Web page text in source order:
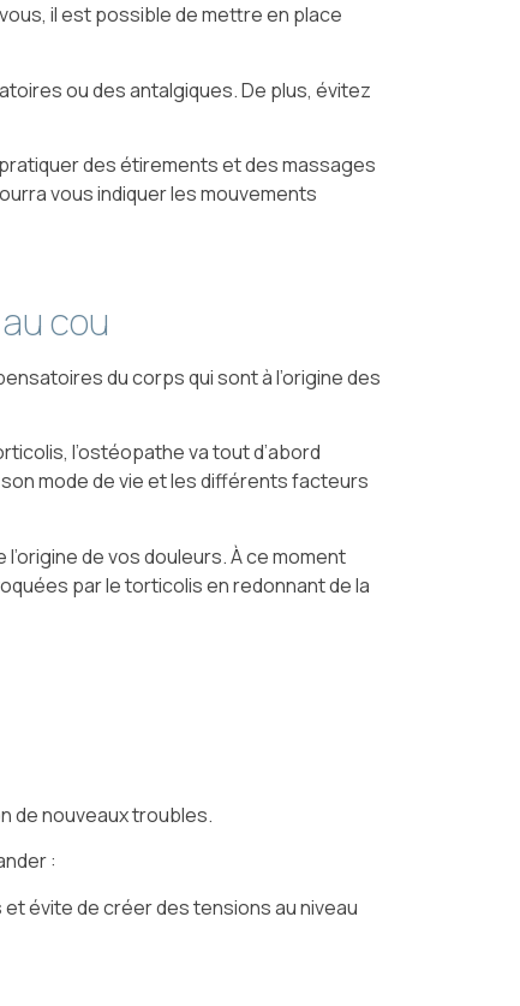
il est possible de mettre en place
ou des antalgiques. De plus, évitez
des étirements et des massages
vous indiquer les mouvements
cou
du corps qui sont à l’origine des
l’ostéopathe va tout d’abord
mode de vie et les différents facteurs
de vos douleurs. À ce moment
par le torticolis en redonnant de la
de nouveaux troubles.
:
évite de créer des tensions au niveau